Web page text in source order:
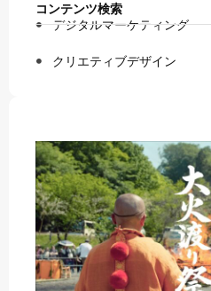
コンテンツ検索
デジタルマーケティング
クリエティブデザイン